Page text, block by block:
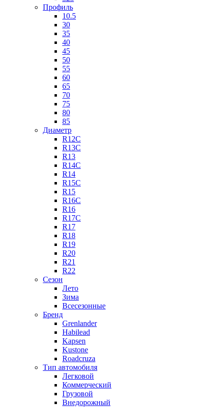
Профиль
10.5
30
35
40
45
50
55
60
65
70
75
80
85
Диаметр
R12C
R13C
R13
R14C
R14
R15C
R15
R16C
R16
R17C
R17
R18
R19
R20
R21
R22
Сезон
Лето
Зима
Всесезонные
Бренд
Grenlander
Habilead
Kapsen
Kustone
Roadcruza
Тип автомобиля
Легковой
Коммерческий
Грузовой
Внедорожный